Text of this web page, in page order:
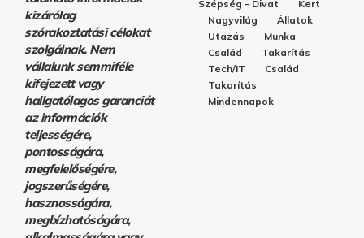
kizárólag
szórakoztatási célokat
szolgálnak. Nem
vállalunk semmiféle
kifejezett vagy
hallgatólagos garanciát
az információk
teljességére,
pontosságára,
megfelelőségére,
jogszerűségére,
hasznosságára,
megbízhatóságára,
Szépség – Divat
Kert
Nagyvilág
Állatok
Utazás
Munka
Család
Takarítás
Tech/IT
Család
Takarítás
Mindennapok